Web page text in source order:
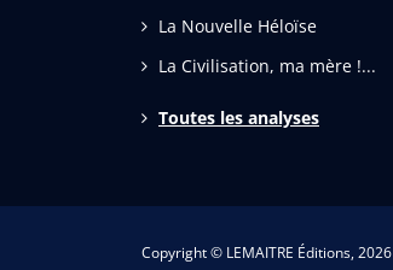
La Nouvelle Héloïse
La Civilisation, ma mère !...
Toutes les analyses
Copyright © LEMAITRE Éditions, 2026